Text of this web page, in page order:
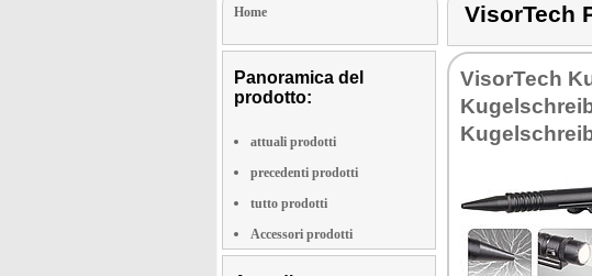
Home
Panoramica del
prodotto:
attuali prodotti
precedenti prodotti
tutto prodotti
Accessori prodotti
VisorTech
VisorTech